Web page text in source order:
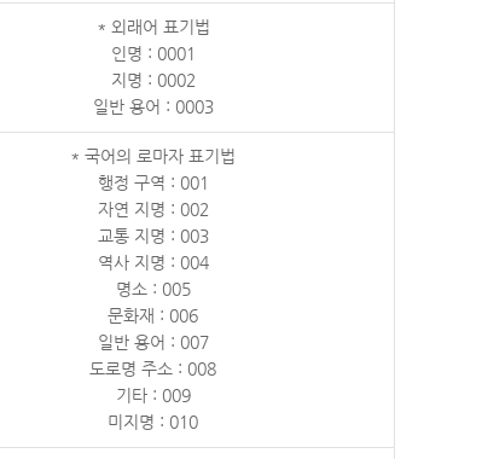
* 외래어 표기법
인명 : 0001
지명 : 0002
일반 용어 : 0003
* 국어의 로마자 표기법
행정 구역 : 001
자연 지명 : 002
교통 지명 : 003
역사 지명 : 004
명소 : 005
문화재 : 006
일반 용어 : 007
도로명 주소 : 008
기타 : 009
미지명 : 010